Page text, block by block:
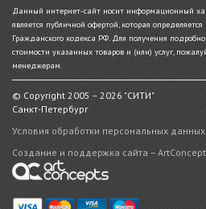
Данный интернет-сайт носит информационный
является публичной офертой, которая
Гражданского кодекса РФ. Для получения
стоимости указанных товаров и (или) услуг,
менеджерам.
© Copyright 2005 – 2026 "СИТИ"
Санкт-Петербург
Условия обработки персональных данных.
Создание и поддержка сайта –